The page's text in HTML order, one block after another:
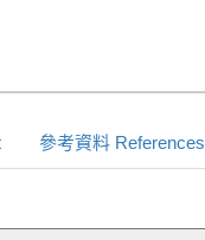
參考資料 References